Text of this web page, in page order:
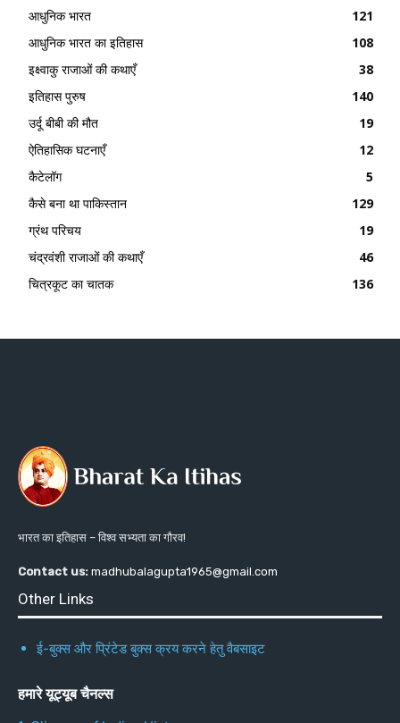
आधुनिक भारत
121
आधुनिक भारत का इतिहास
108
इक्ष्वाकु राजाओं की कथाएँ
38
इतिहास पुरुष
140
उर्दू बीबी की मौत
19
ऐतिहासिक घटनाएँ
12
कैटेलॉग
5
कैसे बना था पाकिस्तान
129
ग्रंथ परिचय
19
चंद्रवंशी राजाओं की कथाएँ
46
चित्रकूट का चातक
136
भारत का इतिहास – विश्व सभ्यता का गौरव!
Contact us: madhubalagupta1965@gmail.com
Other Links
ई-बुक्स और प्रिंटेड बुक्स क्रय करने हेतु वैबसाइट
हमारे यूट्यूब चैनल्स